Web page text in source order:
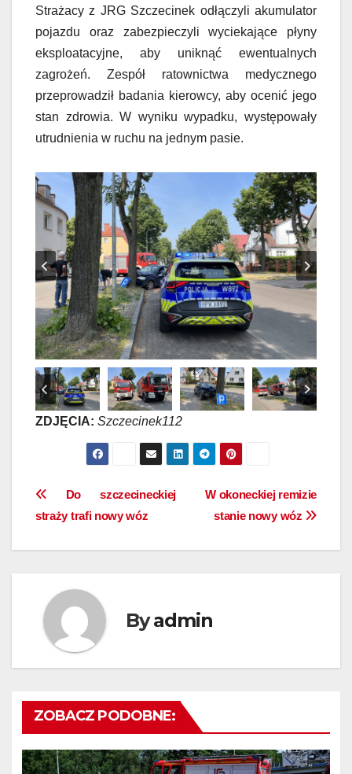
Strażacy z JRG Szczecinek odłączyli akumulator
pojazdu oraz zabezpieczyli wyciekające płyny
eksploatacyjne, aby uniknąć ewentualnych
zagrożeń. Zespół ratownictwa medycznego
przeprowadził badania kierowcy, aby ocenić jego
stan zdrowia. W wyniku wypadku, występowały
utrudnienia w ruchu na jednym pasie.
ZDJĘCIA: Szczecinek112
Nawigacja
wpisu
W okoneckiej remizie
stanie nowy wóz
Do szczecineckiej
straży trafi nowy wóz
Byadmin
ZOBACZ PODOBNE: